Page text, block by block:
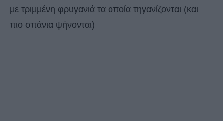
με τριμμένη φρυγανιά τα οποία τηγανίζονται (και
πιο σπάνια ψήνονται)